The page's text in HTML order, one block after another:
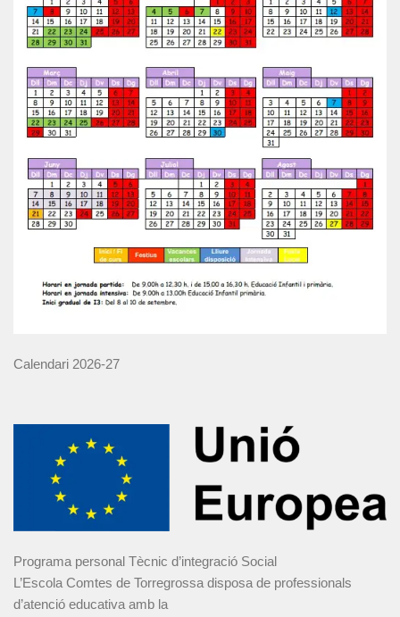
Calendari 2026-27
Programa personal Tècnic d’integració Social
L’Escola Comtes de Torregrossa disposa de professionals
d’atenció educativa amb la